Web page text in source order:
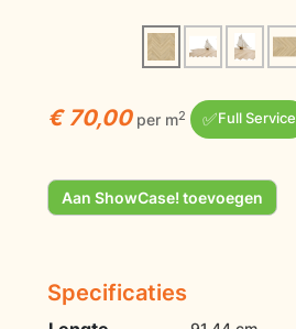
€ 70,00 per m2 ✅Full Service
Aan ShowCase! toevoegen
Specificaties